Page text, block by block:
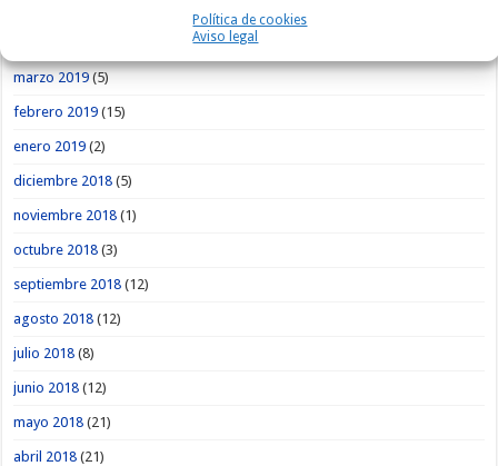
Política de cookies
Aviso legal
marzo 2019(5)
febrero 2019 (15)
enero 2019 (2)
diciembre 2018 (5)
noviembre 2018 (1)
octubre 2018 (3)
septiembre 2018 (12)
agosto 2018 (12)
julio 2018 (8)
junio 2018 (12)
mayo 2018 (21)
abril 2018 (21)